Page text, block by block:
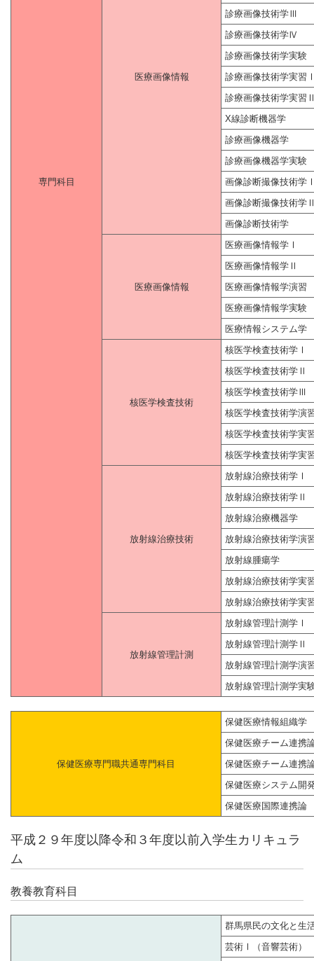
専門科目
医療画像情報
診療画像技術学Ⅲ
診療画像技術学Ⅳ
診療画像技術学実験
診療画像技術学実習
診療画像技術学実習
X線診断機器学
診療画像機器学
診療画像機器学実験
画像診断撮像技術学
画像診断撮像技術学
画像診断技術学
医療画像情報
医療画像情報学Ⅰ
医療画像情報学Ⅱ
医療画像情報学演習
医療画像情報学実験
医療情報システム学
核医学検査技術
核医学検査技術学Ⅰ
核医学検査技術学Ⅱ
核医学検査技術学Ⅲ
核医学検査技術学演
核医学検査技術学実
核医学検査技術学実
放射線治療技術
放射線治療技術学Ⅰ
放射線治療技術学Ⅱ
放射線治療機器学
放射線治療技術学演
放射線腫瘍学
放射線治療技術学実
放射線治療技術学実
放射線管理計測
放射線管理計測学Ⅰ
放射線管理計測学Ⅱ
放射線管理計測学演
放射線管理計測学実
保健医療専門職共通専門科目
保健医療情報組織学
保健医療チーム連携
保健医療チーム連携
保健医療システム開
保健医療国際連携論
平成２９年度以降令和３年度以前入学生カリキュラ
ム
教養教育科目
群馬県民の文化と生
芸術Ⅰ（音響芸術）